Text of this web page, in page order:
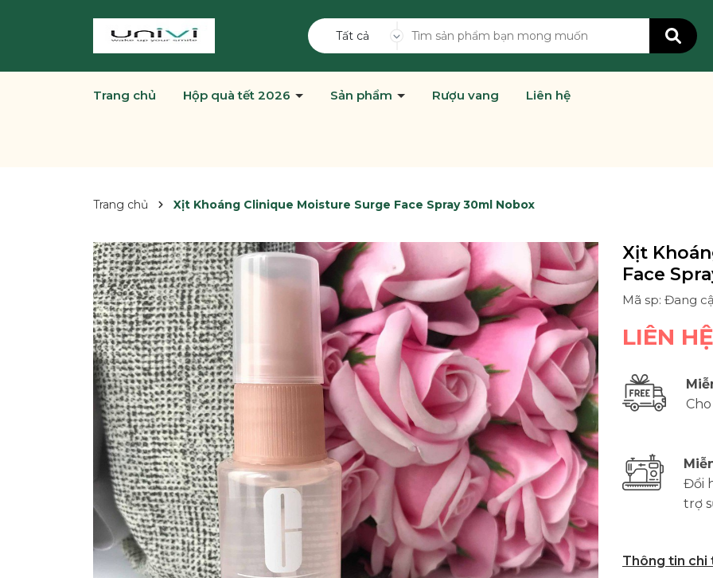
Tất cả
Trang chủ Hộp quà tết 2026 Sản phẩm Rượu vang Liên hệ
Trang chủ Xịt Khoáng Clinique Moisture Surge Face Spray 30ml Nobox
Xịt
Face
Mã sp: Đang
LIÊN HỆ
Đổi
trợ
Thông tin chi